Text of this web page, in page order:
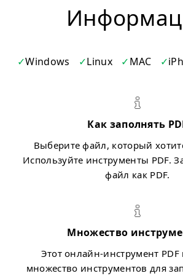
Windows Linux MAC
Как заполнять
Выберите файл, который
Используйте инструменты PDF.
файл как PDF.
Множество
Этот онлайн-инструмент PDF
множество инструментов для